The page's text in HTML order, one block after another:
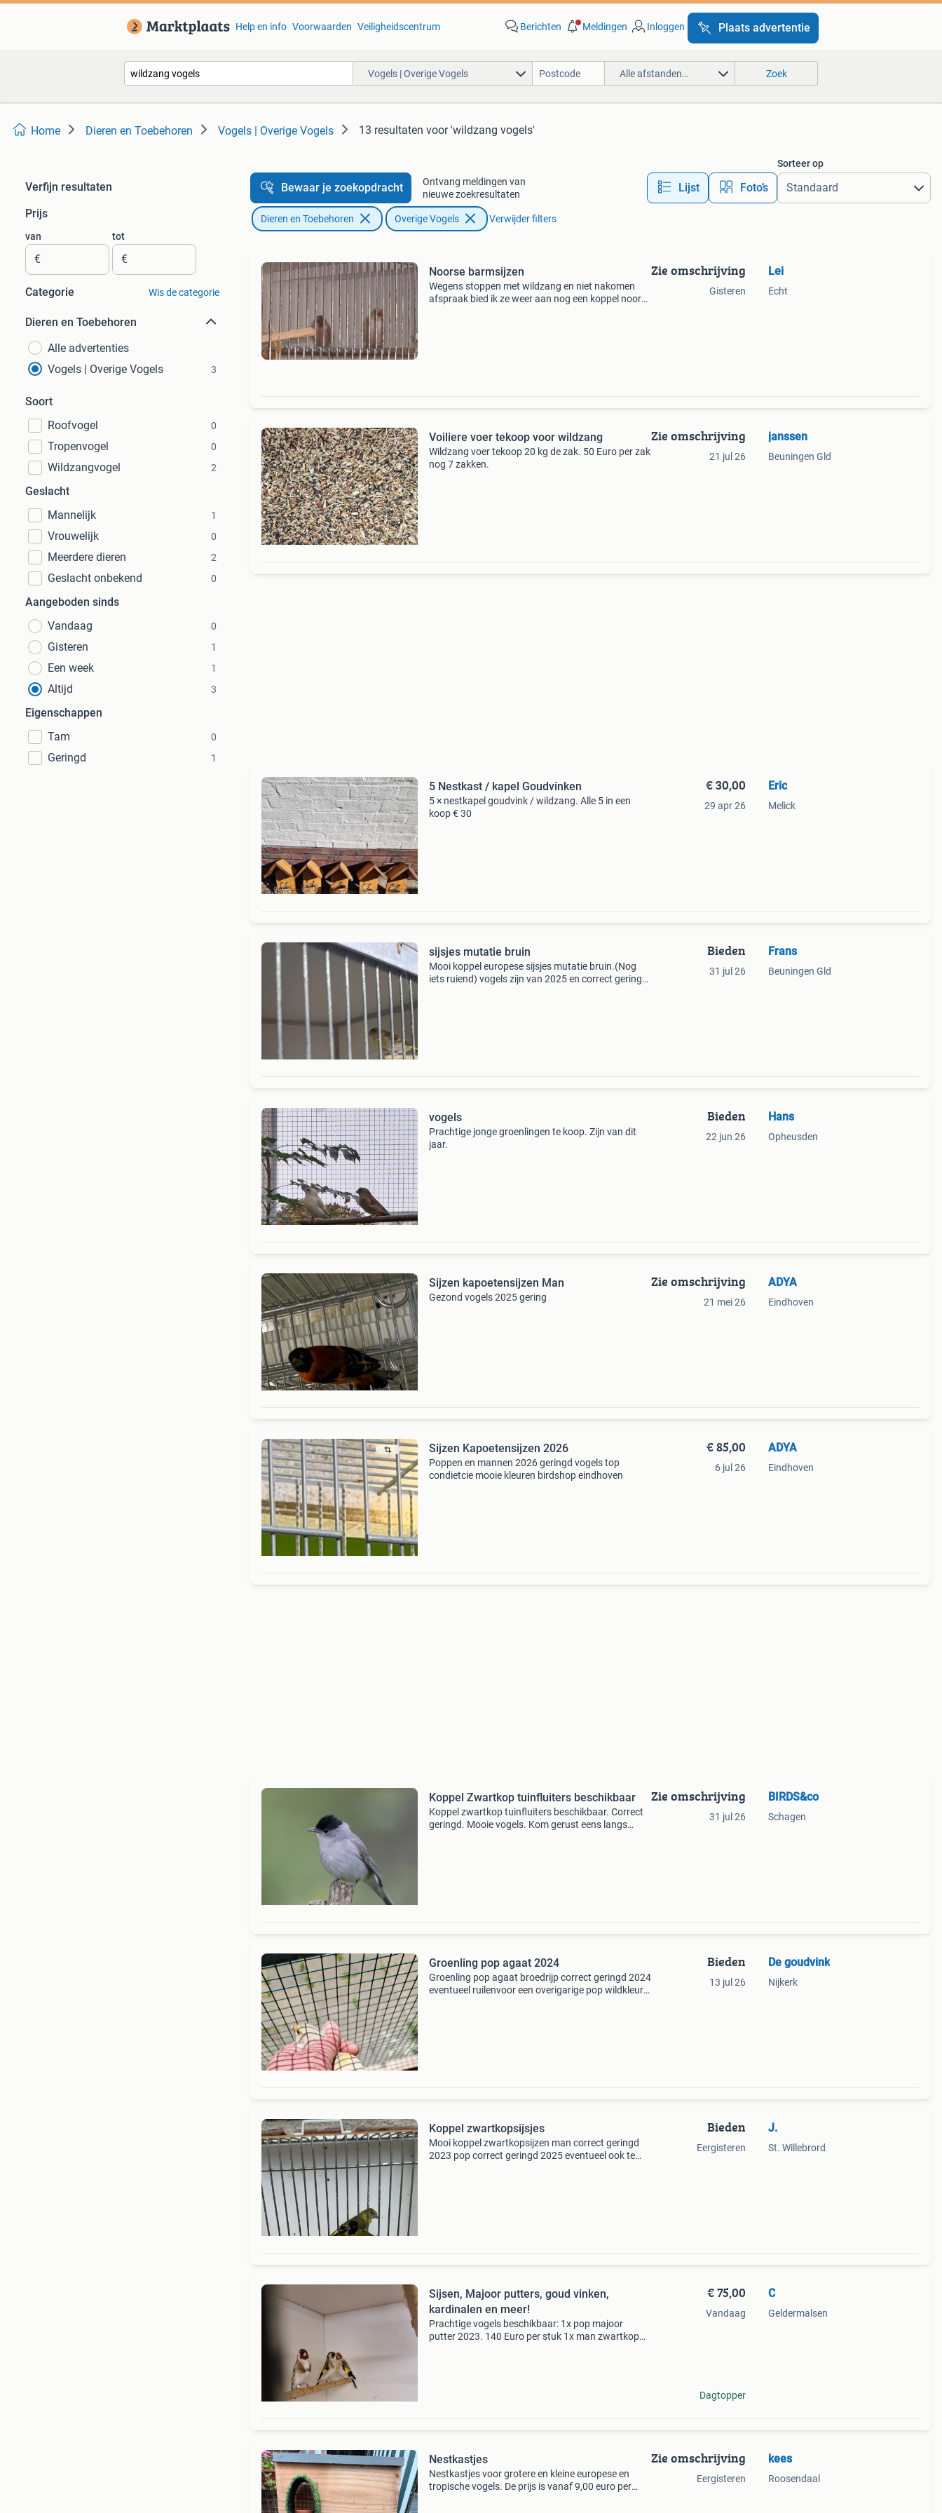
Help en info Voorwaarden Veiligheidscentrum Berichten Meldingen Inloggen Plaats advertentie
Vogels | Overige Vogels Alle afstanden… Zoek
Home Dieren en Toebehoren Vogels | Overige Vogels 13 resultaten voor 'wildzang vogels'
Verfijn resultaten
Prijs
van
€
tot
€
Categorie Wis de categorie
Dieren en Toebehoren
Alle advertenties
Vogels | Overige Vogels
3
Soort
Roofvogel
0
Tropenvogel 0
Wildzangvogel 2
Geslacht
Mannelijk
1
Vrouwelijk 0
Meerdere dieren 2
Geslacht onbekend 0
Aangeboden sinds
Vandaag
0
Gisteren 1
Een week 1
Altijd 3
Eigenschappen
Tam
0
Geringd 1
Bewaar je zoekopdracht
Ontvang meldingen van
nieuwe zoekresultaten
Lijst Foto’s
Sorteer op
Dieren en Toebehoren Overige Vogels Verwijder filters
Noorse barmsijzen
Wegens stoppen met wildzang en niet nakomen
afspraak bied ik ze weer aan nog een koppel noorse
Zie omschrijving
Gisteren
Lei
Echt
Voiliere voer tekoop voor wildzang
Wildzang voer tekoop 20 kg de zak. 50 Euro per zak
nog 7 zakken.
Zie omschrijving
21 jul 26
janssen
Beuningen Gld
5 Nestkast / kapel Goudvinken
5 × nestkapel goudvink / wildzang. Alle 5 in een
koop € 30
€ 30,00
29 apr 26
Eric
Melick
sijsjes mutatie bruin
Mooi koppel europese sijsjes mutatie bruin.(Nog
iets ruiend) vogels zijn van 2025 en correct geringd.
Bieden
31 jul 26
Frans
Beuningen Gld
vogels
Prachtige jonge groenlingen te koop. Zijn van dit
jaar.
Bieden
22 jun 26
Hans
Opheusden
Sijzen kapoetensijzen Man
Gezond vogels 2025 gering
Zie omschrijving
21 mei 26
ADYA
Eindhoven
Sijzen Kapoetensijzen 2026
Poppen en mannen 2026 geringd vogels top
condietcie mooie kleuren birdshop eindhoven
€ 85,00
6 jul 26
ADYA
Eindhoven
Koppel Zwartkop tuinfluiters beschikbaar
Koppel zwartkop tuinfluiters beschikbaar. Correct
geringd. Mooie vogels. Kom gerust eens langs
Zie omschrijving
31 jul 26
BIRDS&co
Schagen
Groenling pop agaat 2024
Groenling pop agaat broedrijp correct geringd 2024
eventueel ruilenvoor een overigarige pop wildkleur
Bieden
13 jul 26
De goudvink
Nijkerk
Koppel zwartkopsijsjes
Mooi koppel zwartkopsijzen man correct geringd
2023 pop correct geringd 2025 eventueel ook te
Bieden
Eergisteren
J.
St. Willebrord
Sijsen, Majoor putters, goud vinken,
kardinalen en meer!
Prachtige vogels beschikbaar: 1x pop majoor
putter 2023. 140 Euro per stuk 1x man zwartkop
€ 75,00
Vandaag
Dagtopper
C
Geldermalsen
Nestkastjes
Nestkastjes voor grotere en kleine europese en
tropische vogels. De prijs is vanaf 9,00 euro per
Zie omschrijving
Eergisteren
kees
Roosendaal